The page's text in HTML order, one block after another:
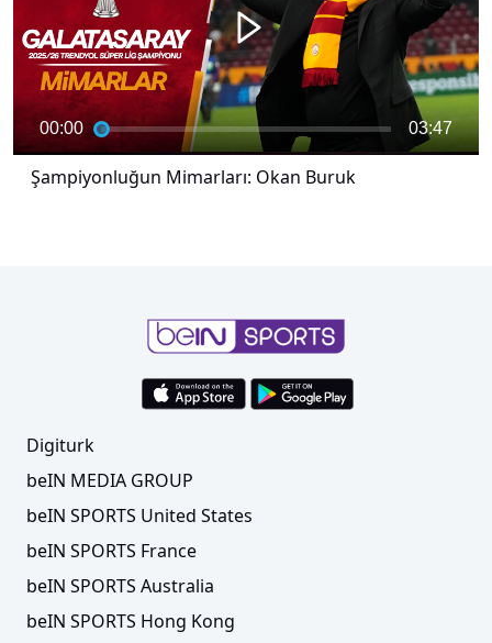
00:00 03:47
Şampiyonluğun Mimarları: Okan Buruk
Digiturk
beIN MEDIA GROUP
beIN SPORTS United States
beIN SPORTS France
beIN SPORTS Australia
beIN SPORTS Hong Kong